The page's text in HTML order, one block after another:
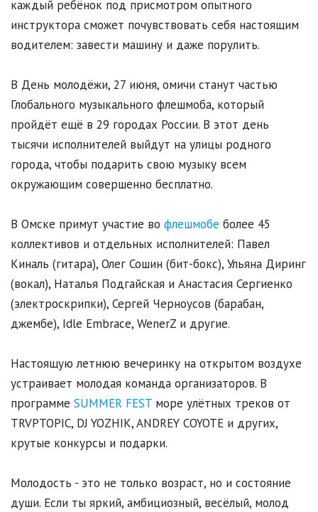
каждый ребёнок под присмотром опытного
инструктора сможет почувствовать себя настоящим
водителем: завести машину и даже порулить.
В День молодёжи, 27 июня, омичи станут частью
Глобального музыкального флешмоба, который
пройдёт ещё в 29 городах России. В этот день
тысячи исполнителей выйдут на улицы родного
города, чтобы подарить свою музыку всем
окружающим совершенно бесплатно.
В Омске примут участие во флешмобе более 45
коллективов и отдельных исполнителей: Павел
Киналь (гитара), Олег Сошин (бит-бокс), Ульяна Диринг
(вокал), Наталья Подгайская и Анастасия Сергиенко
(электроскрипки), Сергей Черноусов (барабан,
джембе), Idle Embrace, WenerZ и другие.
Настоящую летнюю вечеринку на открытом воздухе
устраивает молодая команда организаторов. В
программе SUMMER FEST море улётных треков от
TRVPTOPIC, DJ YOZHIK, ANDREY COYOTE и других,
крутые конкурсы и подарки.
Молодость - это не только возраст, но и состояние
души. Если ты яркий, амбициозный, весёлый, молод